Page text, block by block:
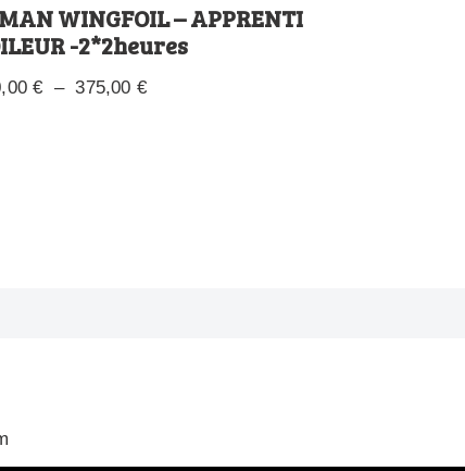
WINGFOIL – APPRENTI
-2*2heures
€ – 375,00 €